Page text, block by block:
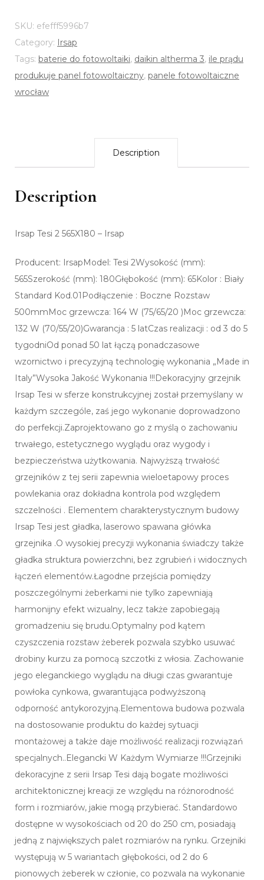
SKU: efefff5996b7
Category: Irsap
Tags: baterie do fotowoltaiki, daikin altherma 3, ile prądu
produkuje panel fotowoltaiczny, panele fotowoltaiczne
wrocław
Description
Description
Irsap Tesi 2 565X180 – Irsap
Producent: IrsapModel: Tesi 2Wysokość (mm):
565Szerokość (mm): 180Głębokość (mm): 65Kolor : Biały
Standard Kod.01Podłączenie : Boczne Rozstaw
500mmMoc grzewcza: 164 W (75/65/20 )Moc grzewcza:
132 W (70/55/20)Gwarancja : 5 latCzas realizacji : od 3 do 5
tygodniOd ponad 50 lat łączą ponadczasowe
wzornictwo i precyzyjną technologię wykonania „Made in
Italy”Wysoka Jakość Wykonania !!!Dekoracyjny grzejnik
Irsap Tesi w sferze konstrukcyjnej został przemyślany w
każdym szczególe, zaś jego wykonanie doprowadzono
do perfekcji.Zaprojektowano go z myślą o zachowaniu
trwałego, estetycznego wyglądu oraz wygody i
bezpieczeństwa użytkowania. Najwyższą trwałość
grzejników z tej serii zapewnia wieloetapowy proces
powlekania oraz dokładna kontrola pod względem
szczelności . Elementem charakterystycznym budowy
Irsap Tesi jest gładka, laserowo spawana główka
grzejnika .O wysokiej precyzji wykonania świadczy także
gładka struktura powierzchni, bez zgrubień i widocznych
łączeń elementów.Łagodne przejścia pomiędzy
poszczególnymi żeberkami nie tylko zapewniają
harmonijny efekt wizualny, lecz także zapobiegają
gromadzeniu się brudu.Optymalny pod kątem
czyszczenia rozstaw żeberek pozwala szybko usuwać
drobiny kurzu za pomocą szczotki z włosia. Zachowanie
jego eleganckiego wyglądu na długi czas gwarantuje
powłoka cynkowa, gwarantująca podwyższoną
odporność antykorozyjną.Elementowa budowa pozwala
na dostosowanie produktu do każdej sytuacji
montażowej a także daje możliwość realizacji rozwiązań
specjalnych..Elegancki W Każdym Wymiarze !!!Grzejniki
dekoracyjne z serii Irsap Tesi dają bogate możliwości
architektonicznej kreacji ze względu na różnorodność
form i rozmiarów, jakie mogą przybierać. Standardowo
dostępne w wysokościach od 20 do 250 cm, posiadają
jedną z największych palet rozmiarów na rynku. Grzejniki
występują w 5 wariantach głębokości, od 2 do 6
pionowych żeberek w członie, co pozwala na wykonanie